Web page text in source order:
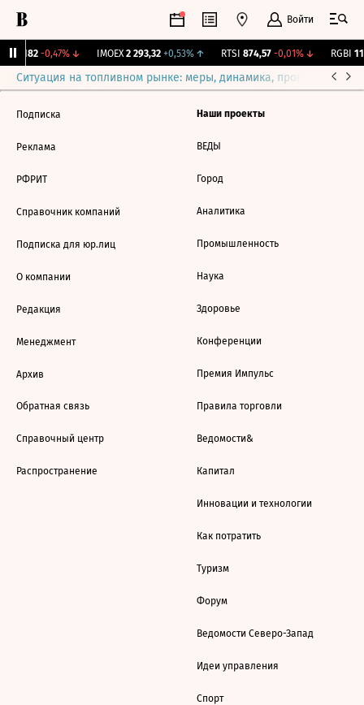
Войти
12,182 -0,47%↓ IMOEX 2 293,32 +0,53%↑ RTSI 874,57 -0,01%↓ RGBI
Ситуация на топливном рынке: меры, динамика, прогнозы
Подписка
Реклама
РФРИТ
Справочник компаний
Подписка для юр.лиц
О компании
Редакция
Менеджмент
Архив
Обратная связь
Справочный центр
Распространение
Наши проекты
ВЕДЫ
Город
Аналитика
Промышленность
Наука
Здоровье
Конференции
Премия Импульс
Правила торговли
Ведомости&
Капитал
Инновации и технологии
Как потратить
Туризм
Форум
Ведомости Северо-Запад
Идеи управления
Спорт